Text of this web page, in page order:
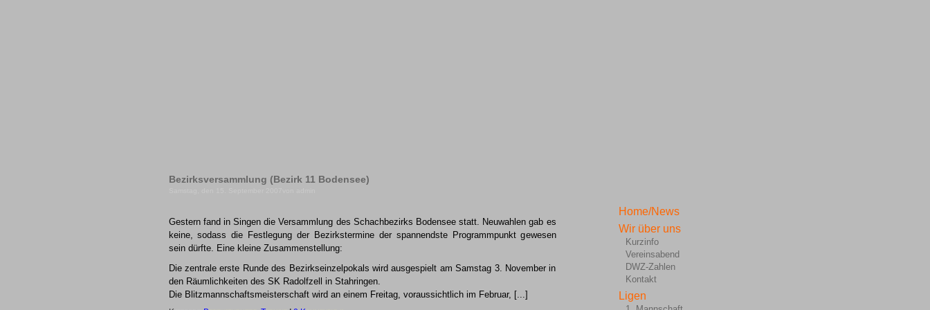
Bezirksversammlung (Bezirk 11 Bodensee)
Gestern fand in Singen die Versammlung des Schachbezirks Bodensee statt. Neuwahlen gab es
keine, sodass die Festlegung der Bezirkstermine der spannendste Programmpunkt gewesen
sein dürfte. Eine kleine Zusammenstellung:
Die zentrale erste Runde des Bezirkseinzelpokals wird ausgespielt am Samstag 3. November in
den Räumlichkeiten des SK Radolfzell in Stahringen.
Die Blitzmannschaftsmeisterschaft wird an einem Freitag, voraussichtlich im Februar, [...]
Home/News
Wir über uns
Kurzinfo
Vereinsabend
DWZ-Zahlen
Kontakt
Ligen